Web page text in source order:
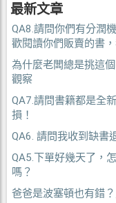
最新文章
QA8.請問你們有分潤
歡閱讀你們販賣的書
為什麼老闆總是挑這
觀察
QA7.請問書籍都是全
損！
QA6. 請問我收到缺書
QA5.下單好幾天了，
嗎？
爸爸是波塞頓也有錯